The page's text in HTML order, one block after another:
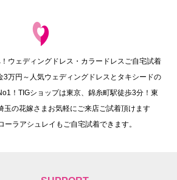
ウェディングドレス・カラードレスご自宅試着
3万円～人気ウェディングドレスとタキシードの
！TIGショップは東京、錦糸町駅徒歩3分！東
玉の花嫁さまお気軽にご来店ご試着頂けます
ーラアシュレイもご自宅試着できます。